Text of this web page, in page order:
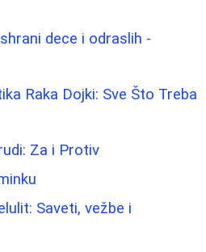
dece i odraslih -
Raka Dojki: Sve Što Treba
Za i Protiv
Saveti, vežbe i